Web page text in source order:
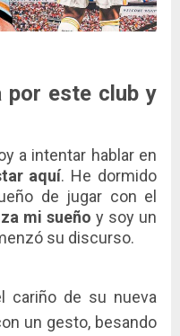
por este club y
a intentar hablar en
aquí. He dormido
de jugar con el
mi sueño y soy un
su discurso.
cariño de su nueva
un gesto, besando